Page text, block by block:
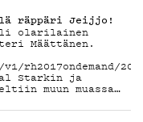
räppäri Jeijjo!
olarilainen
Määttänen.
Starkin ja
muun muassa…